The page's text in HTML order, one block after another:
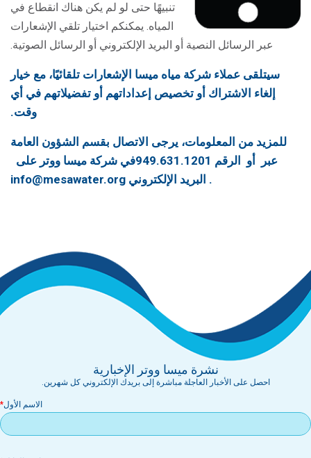
تنبيهًا حتى لو لم يكن هناك انقطاع في
المياه. يمكنكم اختيار تلقي الإشعارات
عبر الرسائل النصية أو البريد الإلكتروني أو الرسائل الصوتية.
سيتلقى عملاء شركة مياه ميسا الإشعارات تلقائيًا، مع خيار
إلغاء الاشتراك أو تخصيص إعداداتهم أو تفضيلاتهم في أي
وقت.
للمزيد من المعلومات، يرجى الاتصال بقسم الشؤون العامة
في شركة ميسا ووتر على
الرقم 949.631.1201أوعبر
البريد الإلكتروني info@mesawater.org
نشرة ميسا ووتر الإخبارية
احصل على الأخبار العاجلة مباشرة إلى بريدك الإلكتروني كل شهرين.
الاسم الأول